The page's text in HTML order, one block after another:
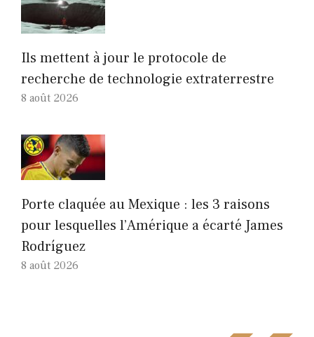
Ils mettent à jour le protocole de
recherche de technologie extraterrestre
8 août 2026
Porte claquée au Mexique : les 3 raisons
pour lesquelles l’Amérique a écarté James
Rodríguez
8 août 2026